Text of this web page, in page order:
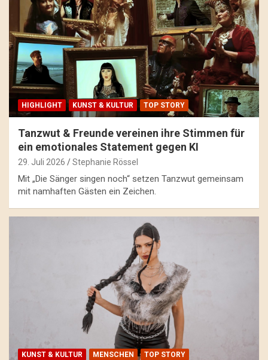
HIGHLIGHT KUNST & KULTUR TOP STORY
Tanzwut & Freunde vereinen ihre Stimmen für
ein emotionales Statement gegen KI
29. Juli 2026 Stephanie Rössel
Mit „Die Sänger singen noch“ setzen Tanzwut gemeinsam
mit namhaften Gästen ein Zeichen.
KUNST & KULTUR MENSCHEN TOP STORY